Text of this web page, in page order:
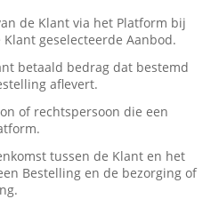
de Klant via het Platform bij
geselecteerde Aanbod.
betaald bedrag dat bestemd
aflevert.
of rechtspersoon die een
tussen de Klant en het
Bestelling en de bezorging of